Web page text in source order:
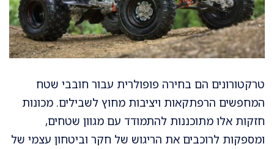
טרקטורונים הם בחירה פופולרית עבור חובבי שטח
המחפשים הרפתקאות ויציבות מחוץ לשבילים. מכונות
חזקות אלו מתוכננות להתמודד עם מגוון שטחים,
ומספקות לרוכבים את הריגוש של חקר וביטחון עצמי של